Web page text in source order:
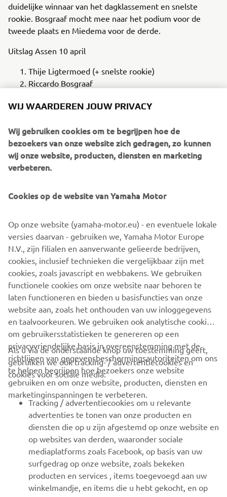
duidelijke winnaar van het dagklassement en snelste
rookie. Bosgraaf mocht mee naar het podium voor de
tweede plaats en Miedema voor de derde.
Uitslag Assen 10 april
Thije Ligtermoed (+ snelste rookie)
Riccardo Bosgraaf
zekere podiumplaats in rook opgaan. “Ik weet niet wat ik
moet zeggen... Ik had nog nooit podium gereden en het
was nu zo dichtbij!” De teleurstelling is begrijpelijk, maar
Megard heeft duidelijk laten zien wat hij in zijn mars heeft
als favoriet. Die rol moet je echter nog wel even
waarmaken en dat is precies wat hij deed. “Het plan was
om gelijk vanaf de start tempo te rijden en dan maar
hopen dat je de rest niet meer ziet! In deze klasse zijn
bandenwarmers toegestaan, dat was ik niet gewend en
maakt het een stuk makkelijker. Dat doel is dan ook
bereikt!
De tweede wedstrijd van het seizoen wordt verreden op
zaterdag 7 mei op circuit De Landsard in Veldhoven.
CORPORATE
VOOR BEDRIJVEN
MEER YAMAHA
ONDERSTEUNING
WIJ WAARDEREN JOUW PRIVACY
Wij gebruiken cookies om te begrijpen hoe de
bezoekers van onze website zich gedragen, zo kunnen
wij onze website, producten, diensten en marketing
verbeteren.
Cookies op de website van Yamaha Motor
Op onze website (yamaha-motor.eu) - en eventuele lokale
versies daarvan - gebruiken we, Yamaha Motor Europe
N.V., zijn filialen en aanverwante gelieerde bedrijven,
cookies, inclusief technieken die vergelijkbaar zijn met
cookies, zoals javascript en webbakens. We gebruiken
functionele cookies om onze website naar behoren te
laten functioneren en bieden u basisfuncties van onze
website aan, zoals het onthouden van uw inloggegevens
en taalvoorkeuren. We gebruiken ook analytische cookies
om gebruikersstatistieken te genereren op een
privacyvriendelijke basis in overeenstemming met de
richtlijnen van gegevensbeschermingsautoriteiten om ons
te helpen begrijpen hoe bezoekers onze website
gebruiken en om onze website, producten, diensten en
marketinginspanningen te verbeteren.
Als u via de onderstaande knop uw toestemming geeft,
gebruiken we ook tracking- / advertentiecookies en
cookies voor sociale media:
Tracking / advertentiecookies om u relevante
advertenties te tonen van onze producten en
diensten die op u zijn afgestemd op onze website en
op websites van derden, waaronder sociale
mediaplatforms zoals Facebook, op basis van uw
surfgedrag op onze website, zoals bekeken
producten en services , items toegevoegd aan uw
winkelmandje, en items die u hebt gekocht, en op